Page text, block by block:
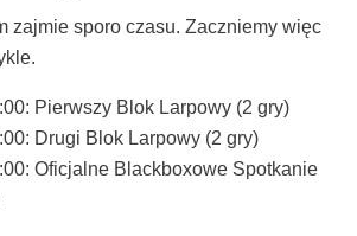
zaj­mie spo­ro cza­su. Zacznie­my więc
Pierw­szy Blok Lar­po­wy (2 gry)
Dru­gi Blok Lar­po­wy (2 gry)
Ofi­cjal­ne Black­bo­xo­we Spo­tka­nie